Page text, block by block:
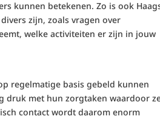
kunnen betekenen. Zo is ook
zijn, zoals vragen over
welke activiteiten er zijn in jouw
regelmatige basis gebeld kunnen
druk met hun zorgtaken waardoor
contact wordt daarom enorm